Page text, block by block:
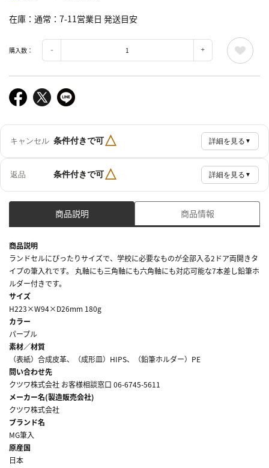
在庫 通常：7-11営業日 発送目安
購入数：
キャンセル 条件付きで可△ 詳細を見る ▼
返品 条件付きで可△ 詳細を見る ▼
商品説明 商品情報
商品説明
ランドセルにぴったりサイズで、学校に必要なものが全部入る2ドア両開きタ
イプの筆入れです。 丸軸にも三角軸にも六角軸にも対応可能な7本差し鉛筆ホ
ルダー付きです。
サイズ
H223×W94×D26mm 180g
カラー
パープル
素材／材質
（表紙）合成皮革、（成形皿）HIPS、（鉛筆ホルダー）PE
問い合わせ先
クツワ株式会社 お客様相談窓口 06-6745-5611
メーカー名(製造販売会社)
クツワ株式会社
ブランド名
MG筆入
原産国
日本